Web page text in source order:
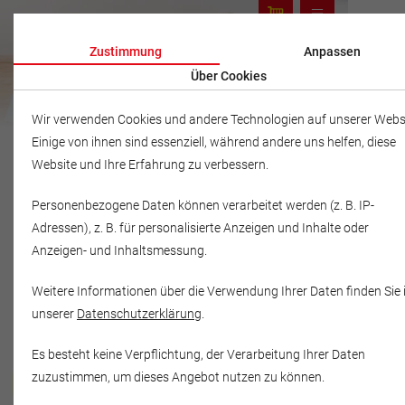
Musikschule Fröhlich
Zustimmung
Anpassen
Über Cookies
Wir verwenden Cookies und andere Technologien auf unserer
Einige von ihnen sind essenziell, während andere uns helfen, diese
Website und Ihre Erfahrung zu verbessern.
Personenbezogene Daten können verarbeitet werden (z. B. IP-
Adressen), z. B. für personalisierte Anzeigen und Inhalte oder
Anzeigen- und Inhaltsmessung.
Weitere Informationen über die Verwendung Ihrer Daten finden Sie
unserer Datenschutzerklärung
Es besteht keine Verpflichtung, der Verarbeitung Ihrer Daten
zuzustimmen, um dieses Angebot nutzen zu können.